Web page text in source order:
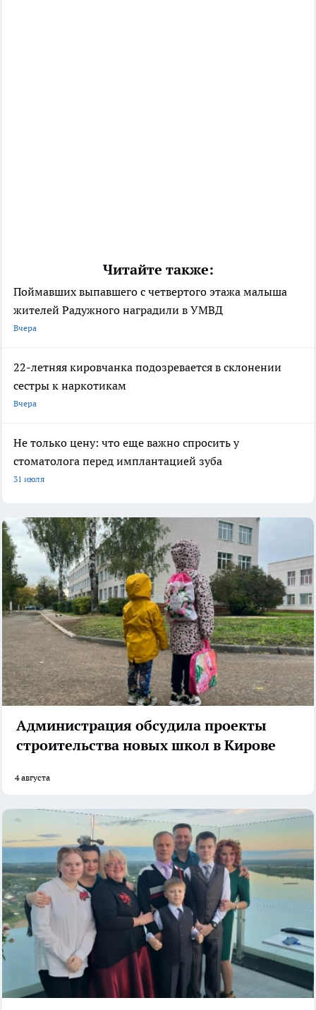
Читайте также:
Поймавших выпавшего с четвертого этажа малыша
жителей Радужного наградили в УМВД
Вчера
22-летняя кировчанка подозревается в склонении
сестры к наркотикам
Вчера
Не только цену: что еще важно спросить у
стоматолога перед имплантацией зуба
31 июля
Администрация обсудила проекты
строительства новых школ в Кирове
4 августа